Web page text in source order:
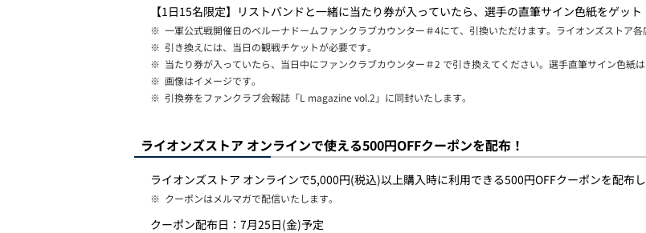
【1日15名限定】リストバンドと一緒に当たり券が入っていたら、選手の直筆サイン色紙をゲット
※ 一軍公式戦開催日のベルーナドームファンクラブカウンター＃4にて、引換いただけます。ライオンズストア
※ 引き換えには、当日の観戦チケットが必要です。
※ 当たり券が入っていたら、当日中にファンクラブカウンター＃2 で引き換えてください。選手直筆サイン色紙は
※ 画像はイメージです。
※ 引換券をファンクラブ会報誌「L magazine vol.2」に同封いたします。
ライオンズストア オンラインで使える500円OFFクーポンを配布！
ライオンズストア オンラインで5,000円(税込)以上購入時に利用できる500円OFFクーポンを配布し
※ クーポンはメルマガで配信いたします。
クーポン配布日：7月25日(金)予定